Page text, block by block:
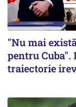
"Nu mai
pentru Cuba".
traiectorie